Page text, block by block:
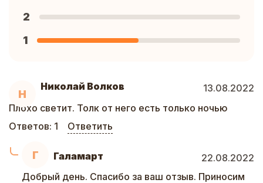
Н
Николай Волков
13.08.2022
Плохо светит. Толк от него есть только ночью
Ответов: 1 Ответить
Г Галамарт
22.08.2022
Добрый день. Спасибо за ваш отзыв. Приносим
2
1